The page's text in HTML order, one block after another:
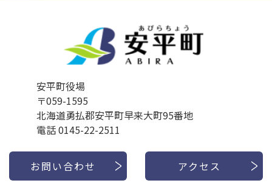
安平町役場
〒059-1595
北海道勇払郡安平町早来大町95番地
電話 0145-22-2511
お問い合わせ アクセス